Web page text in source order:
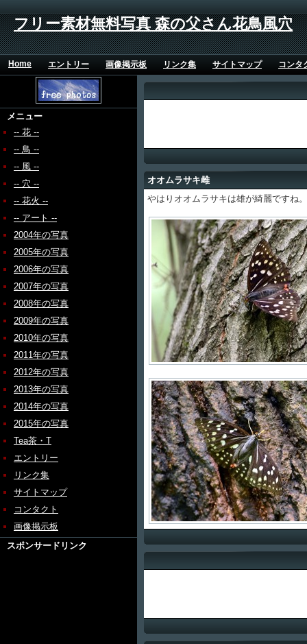
フリー素材無料写真 森の父さん花鳥風穴
Home エントリー 画像掲示板 リンク集 サイトマップ コンタ
メニュー
-- 花 --
-- 鳥 --
-- 風 --
-- 穴 --
-- 花火 --
-- アート --
2004年の写真
2005年の写真
2006年の写真
2007年の写真
2008年の写真
2009年の写真
2010年の写真
2011年の写真
2012年の写真
2013年の写真
2014年の写真
2015年の写真
Tea茶・T
エントリー
リンク集
サイトマップ
コンタクト
画像掲示板
スポンサードリンク
オオムラサキ雌
やはりオオムラサキは雄が綺麗ですね